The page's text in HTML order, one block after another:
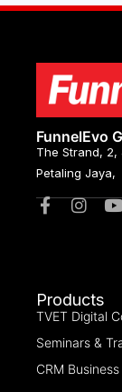
FunnelEvo
The Strand, 2,
Petaling Jaya,
Products
TVET Digital
Seminars &
CRM